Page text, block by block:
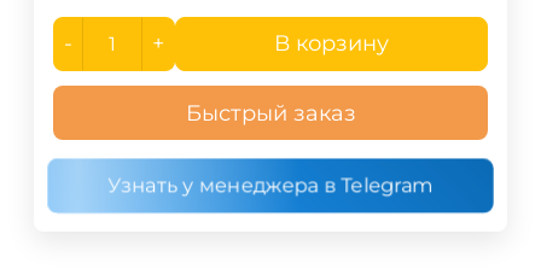
- + В корзину
Быстрый заказ
Узнать у менеджера в Telegram